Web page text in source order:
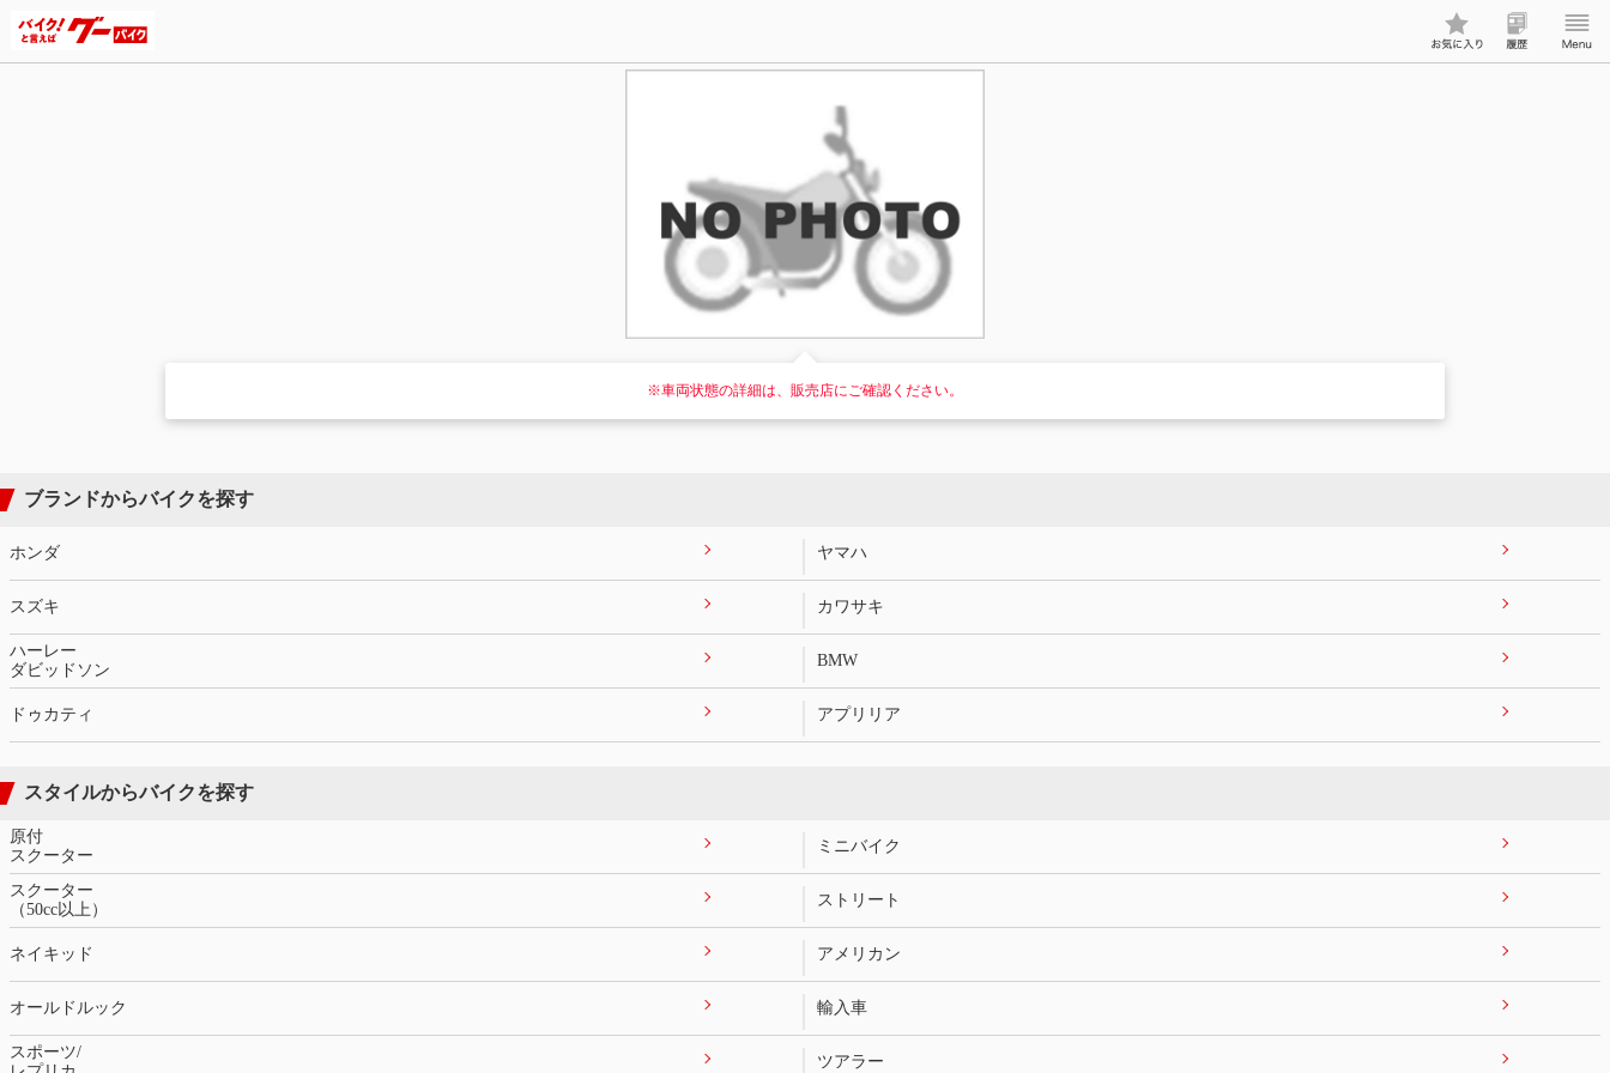
※車両状態の詳細は、販売店にご確認ください。
ブランドからバイクを探す
ホンダ ヤマハ
スズキ カワサキ
ハーレー
ダビッドソン
BMW
ドゥカティ アプリリア
スタイルからバイクを探す
原付
スクーター
ミニバイク
スクーター
（50cc以上）
ストリート
ネイキッド アメリカン
オールドルック 輸入車
スポーツ/
ツアラー